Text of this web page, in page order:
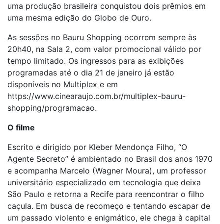
uma produção brasileira conquistou dois prêmios em
uma mesma edição do Globo de Ouro.
As sessões no Bauru Shopping ocorrem sempre às
20h40, na Sala 2, com valor promocional válido por
tempo limitado. Os ingressos para as exibições
programadas até o dia 21 de janeiro já estão
disponíveis no Multiplex e em
https://www.cinearaujo.com.br/multiplex-bauru-
shopping/programacao.
O filme
Escrito e dirigido por Kleber Mendonça Filho, “O
Agente Secreto” é ambientado no Brasil dos anos 1970
e acompanha Marcelo (Wagner Moura), um professor
universitário especializado em tecnologia que deixa
São Paulo e retorna a Recife para reencontrar o filho
caçula. Em busca de recomeço e tentando escapar de
um passado violento e enigmático, ele chega à capital